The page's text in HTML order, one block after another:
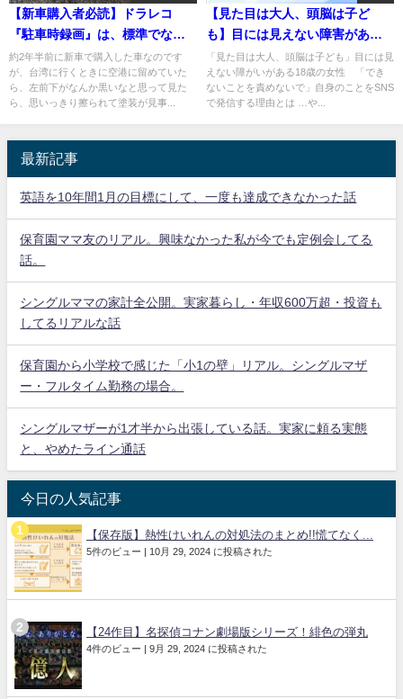
【新車購入者必読】ドラレコ
『駐車時録画』は、標準でな
い？！
約2年半前に新車で購入した車なのです
が、台湾に行くときに空港に留めていた
ら、左前下がなんか黒いなと思って見た
ら、思いっきり擦られて塗装が見事...
【見た目は大人、頭脳は子ど
も】目には見えない障害がある
18歳女性の症状とは？
「見た目は大人、頭脳は子ども」目には見
えない障がいがある18歳の女性 「でき
ないことを責めないで」自身のことをSNS
で発信する理由とは …や...
最新記事
英語を10年間1月の目標にして、一度も達成できなかった話
保育園ママ友のリアル。興味なかった私が今でも定例会してる
話。
シングルママの家計全公開。実家暮らし・年収600万超・投資も
してるリアルな話
保育園から小学校で感じた「小1の壁」リアル。シングルマザ
ー・フルタイム勤務の場合。
シングルマザーが1才半から出張している話。実家に頼る実態
と、やめたライン通話
今日の人気記事
【保存版】熱性けいれんの対処法のまとめ!!慌てなく...
5件のビュー | 10月 29, 2024 に投稿された
【24作目】名探偵コナン劇場版シリーズ！緋色の弾丸
4件のビュー | 9月 29, 2024 に投稿された